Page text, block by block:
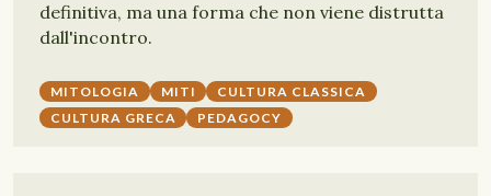
definitiva, ma una forma che non viene distrutta
dall'incontro.
MITOLOGIA MITI
CULTURA CLASSICA
CULTURA GRECA
PEDAGOCY